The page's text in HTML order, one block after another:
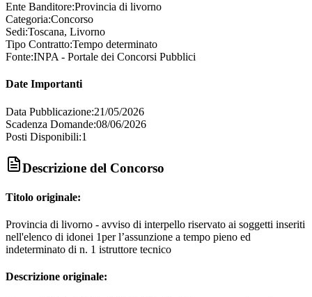
Ente Banditore:Provincia di livorno
Categoria:Concorso
Sedi:Toscana, Livorno
Tipo Contratto:Tempo determinato
Fonte:INPA - Portale dei Concorsi Pubblici
Date Importanti
Data Pubblicazione:21/05/2026
Scadenza Domande:08/06/2026
Posti Disponibili:1
Descrizione del Concorso
Titolo originale:
Provincia di livorno - avviso di interpello riservato ai soggetti inseriti
nell'elenco di idonei 1per l’assunzione a tempo pieno ed
indeterminato di n. 1 istruttore tecnico
Descrizione originale: